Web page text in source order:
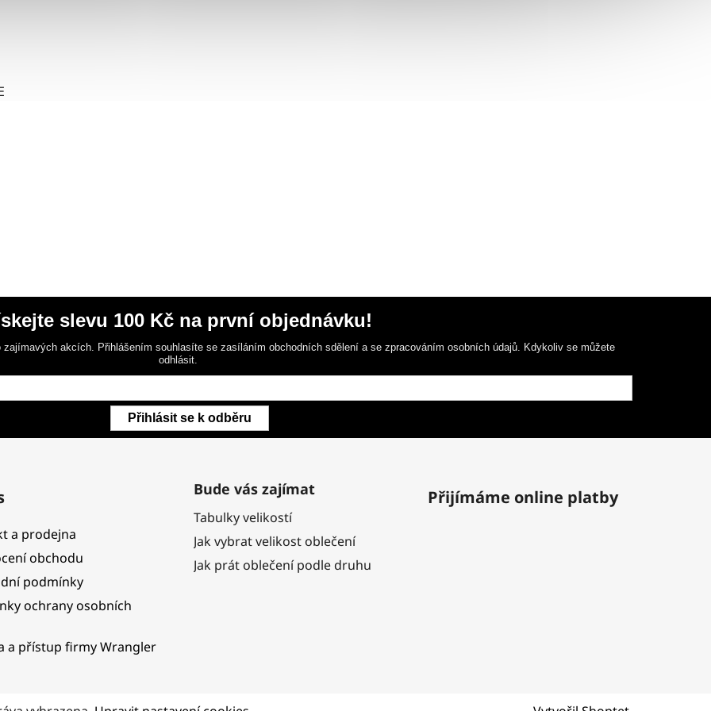
slevu 100 Kč na první objednávku!
akcích. Přihlášením souhlasíte se zasíláním obchodních sdělení a se zpracováním osobních údajů. Kdykoliv se můžete
odhlásit.
Přihlásit se k odběru
a prodejna
obchodu
podmínky
ochrany osobních
a přístup firmy Wrangler
Bude vás zajímat
Tabulky velikostí
Jak vybrat velikost oblečení
Jak prát oblečení podle druhu
Přijímáme online platby